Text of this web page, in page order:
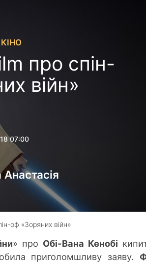
про спін-
війн»
07:00
Анастасiя
оф «Зоряних війн»
» про Обі-Вана Кенобі
приголомшливу заяву.